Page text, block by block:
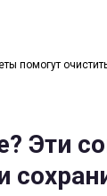
помогут
Эти